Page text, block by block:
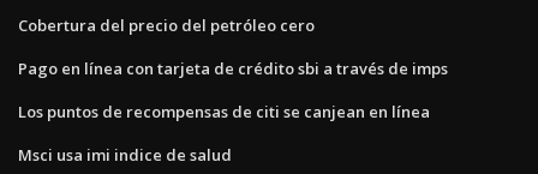
Cobertura del precio del petróleo cero
Pago en línea con tarjeta de crédito sbi a través de imps
Los puntos de recompensas de citi se canjean en línea
Msci usa imi indice de salud